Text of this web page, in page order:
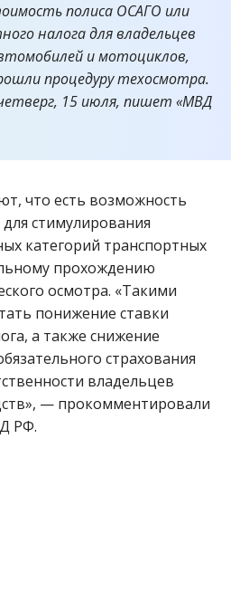
полиса ОСАГО или
налога для владельцев
и мотоциклов,
процедуру техосмотра.
15 июля, пишет «МВД
что есть возможность
стимулирования
категорий транспортных
прохождению
осмотра. «Такими
понижение ставки
а также снижение
страхования
владельцев
— прокомментировали
РФ.